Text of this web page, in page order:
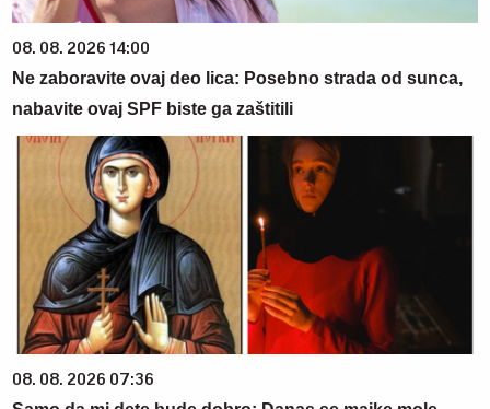
08. 08. 2026 14:00
Ne zaboravite ovaj deo lica: Posebno strada od sunca,
nabavite ovaj SPF biste ga zaštitili
08. 08. 2026 07:36